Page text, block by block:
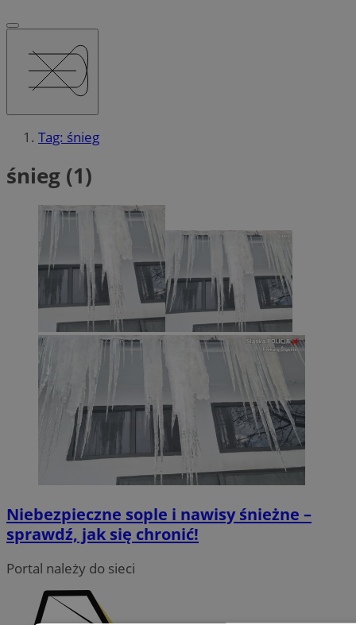
Tag: śnieg
śnieg (1)
Niebezpieczne sople i nawisy śnieżne –
sprawdź, jak się chronić!
Portal należy do sieci